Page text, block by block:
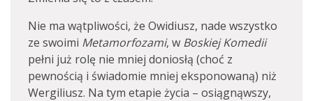
Nie ma wątpliwości, że Owidiusz, nade wszystko
ze swoimi Metamorfozami, w Boskiej Komedii
pełni już rolę nie mniej doniosłą (choć z
pewnością i świadomie mniej eksponowaną) niż
Wergiliusz. Na tym etapie życia – osiągnąwszy,